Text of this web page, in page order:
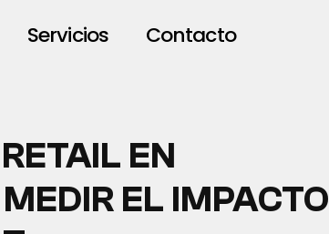
Servicios Contacto
EN
EL IMPACTO